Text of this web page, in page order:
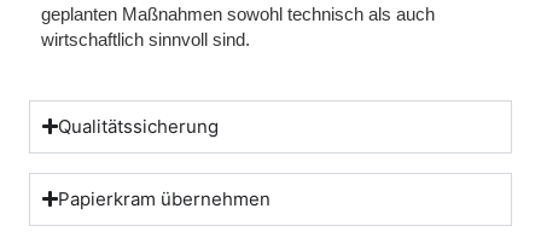
geplanten Maßnahmen sowohl technisch als auch
wirtschaftlich sinnvoll sind.
Qualitätssicherung
Papierkram übernehmen